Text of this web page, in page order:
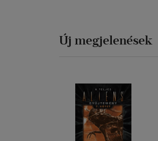
Új megjelenések